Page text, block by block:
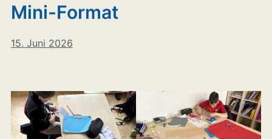
Mini-Format
15. Juni 2026